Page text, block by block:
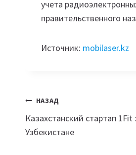
учета
правительственного
Источник: mobilaser.kz
Навигация
по
НАЗАД
Казахстанский стартап 1Fit
Узбекистане